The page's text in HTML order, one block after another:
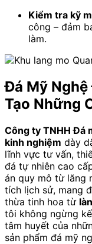
Kiểm tra kỹ
công – đảm
làm.
Đá Mỹ
Tạo Những
Công ty TNHH Đá
kinh nghiệm dày
lĩnh vực tư vấn,
đá tự nhiên cao
án quy mô từ lăng
tích lịch sử, mang
thừa tinh hoa từ
tôi không ngừng
tâm huyết của
sản phẩm đá mỹ